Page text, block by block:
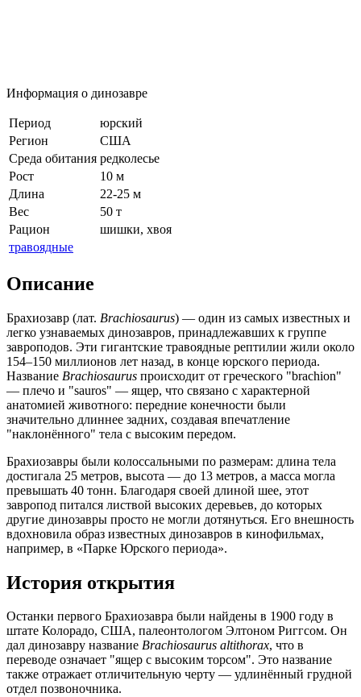
Информация о динозавре
Период
юрский
Регион
США
Среда обитания редколесье
Рост
10 м
Длина
22-25 м
Вес
50 т
Рацион
шишки, хвоя
травоядные
Описание
Брахиозавр (лат. Brachiosaurus) — один из самых известных и
легко узнаваемых динозавров, принадлежавших к группе
завроподов. Эти гигантские травоядные рептилии жили около
154–150 миллионов лет назад, в конце юрского периода.
Название Brachiosaurus происходит от греческого "brachion"
— плечо и "sauros" — ящер, что связано с характерной
анатомией животного: передние конечности были
значительно длиннее задних, создавая впечатление
"наклонённого" тела с высоким передом.
Брахиозавры были колоссальными по размерам: длина тела
достигала 25 метров, высота — до 13 метров, а масса могла
превышать 40 тонн. Благодаря своей длиной шее, этот
завропод питался листвой высоких деревьев, до которых
другие динозавры просто не могли дотянуться. Его внешность
вдохновила образ известных динозавров в кинофильмах,
например, в «Парке Юрского периода».
История открытия
Останки первого Брахиозавра были найдены в 1900 году в
штате Колорадо, США, палеонтологом Элтоном Риггсом. Он
дал динозавру название Brachiosaurus altithorax, что в
переводе означает "ящер с высоким торсом". Это название
также отражает отличительную черту — удлинённый грудной
отдел позвоночника.